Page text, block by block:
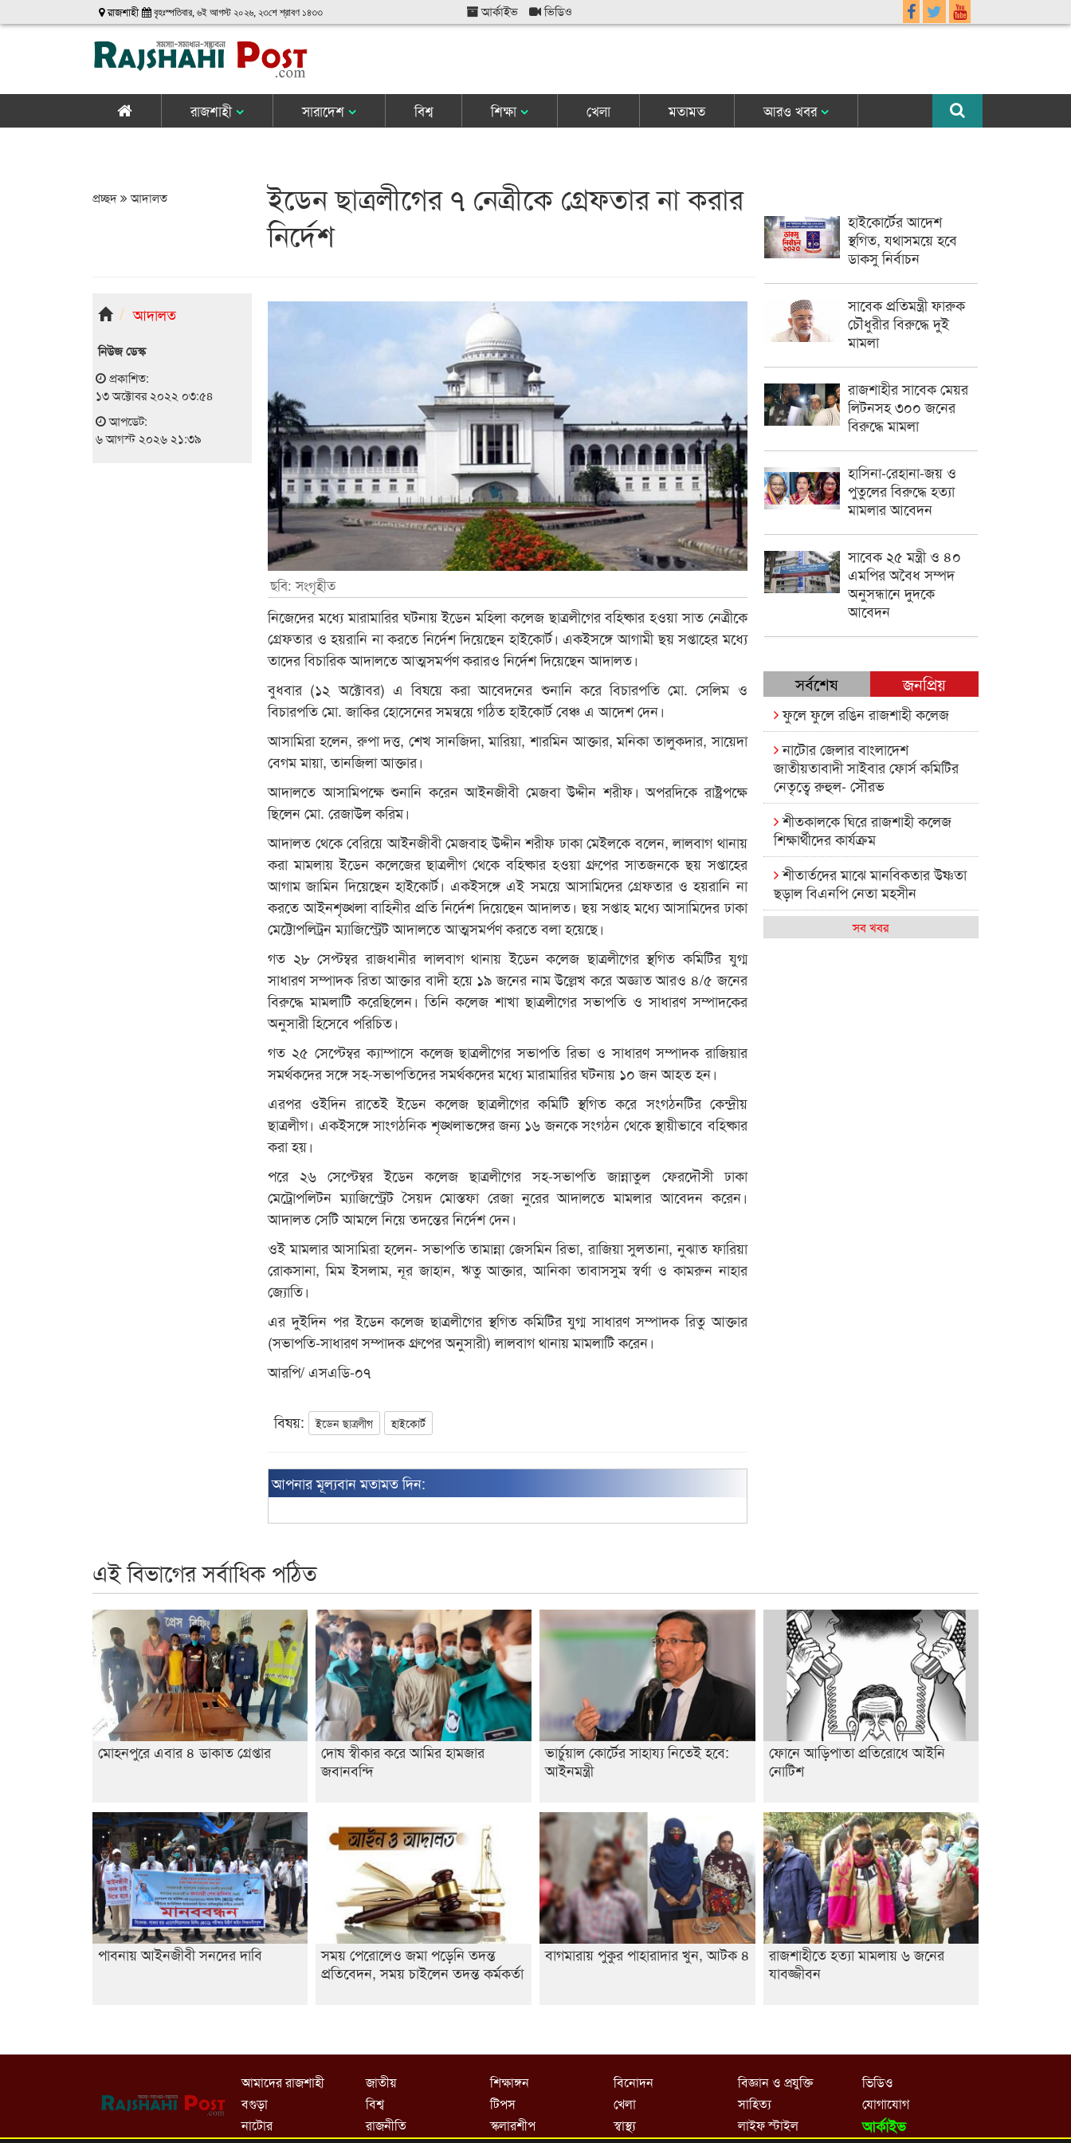
রাজশাহী বৃহঃস্পতিবার, ৬ই আগস্ট ২০২৬, ২৩শে শ্রাবণ ১৪৩৩ আর্কাইভ ভিডিও
রাজশাহী সারাদেশ বিশ্ব শিক্ষা খেলা মতামত আরও খবর
প্রচ্ছদ আদালত
ইডেন ছাত্রলীগের ৭ নেত্রীকে গ্রেফতার না করার
নির্দেশ
আদালত
নিউজ ডেস্ক
প্রকাশিত:
১৩ অক্টোবর ২০২২ ০৩:৫৪
আপডেট:
৬ আগস্ট ২০২৬ ২১:৩৯
ছবি: সংগৃহীত
নিজেদের মধ্যে মারামারির ঘটনায় ইডেন মহিলা কলেজ ছাত্রলীগের বহিষ্কার হওয়া সাত নেত্রীকে
গ্রেফতার ও হয়রানি না করতে নির্দেশ দিয়েছেন হাইকোর্ট। একইসঙ্গে আগামী ছয় সপ্তাহের মধ্যে
তাদের বিচারিক আদালতে আত্মসমর্পণ করারও নির্দেশ দিয়েছেন আদালত।
বুধবার (১২ অক্টোবর) এ বিষয়ে করা আবেদনের শুনানি করে বিচারপতি মো. সেলিম ও
বিচারপতি মো. জাকির হোসেনের সমন্বয়ে গঠিত হাইকোর্ট বেঞ্চ এ আদেশ দেন।
আসামিরা হলেন, রুপা দত্ত, শেখ সানজিদা, মারিয়া, শারমিন আক্তার, মনিকা তালুকদার, সায়েদা
বেগম মায়া, তানজিলা আক্তার।
আদালতে আসামিপক্ষে শুনানি করেন আইনজীবী মেজবা উদ্দীন শরীফ। অপরদিকে রাষ্ট্রপক্ষে
ছিলেন মো. রেজাউল করিম।
আদালত থেকে বেরিয়ে আইনজীবী মেজবাহ উদ্দীন শরীফ ঢাকা মেইলকে বলেন, লালবাগ থানায়
করা মামলায় ইডেন কলেজের ছাত্রলীগ থেকে বহিষ্কার হওয়া গ্রুপের সাতজনকে ছয় সপ্তাহের
আগাম জামিন দিয়েছেন হাইকোর্ট। একইসঙ্গে এই সময়ে আসামিদের গ্রেফতার ও হয়রানি না
করতে আইনশৃঙ্খলা বাহিনীর প্রতি নির্দেশ দিয়েছেন আদালত। ছয় সপ্তাহ মধ্যে আসামিদের ঢাকা
মেট্টোপলিট্রন ম্যাজিস্ট্রেট আদালতে আত্মসমর্পণ করতে বলা হয়েছে।
গত ২৮ সেপ্টম্বর রাজধানীর লালবাগ থানায় ইডেন কলেজ ছাত্রলীগের স্থগিত কমিটির যুগ্ম
সাধারণ সম্পাদক রিতা আক্তার বাদী হয়ে ১৯ জনের নাম উল্লেখ করে অজ্ঞাত আরও ৪/৫ জনের
বিরুদ্ধে মামলাটি করেছিলেন। তিনি কলেজ শাখা ছাত্রলীগের সভাপতি ও সাধারণ সম্পাদকের
অনুসারী হিসেবে পরিচিত।
গত ২৫ সেপ্টেম্বর ক্যাম্পাসে কলেজ ছাত্রলীগের সভাপতি রিভা ও সাধারণ সম্পাদক রাজিয়ার
সমর্থকদের সঙ্গে সহ-সভাপতিদের সমর্থকদের মধ্যে মারামারির ঘটনায় ১০ জন আহত হন।
এরপর ওইদিন রাতেই ইডেন কলেজ ছাত্রলীগের কমিটি স্থগিত করে সংগঠনটির কেন্দ্রীয়
ছাত্রলীগ। একইসঙ্গে সাংগঠনিক শৃঙ্খলাভঙ্গের জন্য ১৬ জনকে সংগঠন থেকে স্থায়ীভাবে বহিষ্কার
করা হয়।
পরে ২৬ সেপ্টেম্বর ইডেন কলেজ ছাত্রলীগের সহ-সভাপতি জান্নাতুল ফেরদৌসী ঢাকা
মেট্রোপলিটন ম্যাজিস্ট্রেট সৈয়দ মোস্তফা রেজা নুরের আদালতে মামলার আবেদন করেন।
আদালত সেটি আমলে নিয়ে তদন্তের নির্দেশ দেন।
ওই মামলার আসামিরা হলেন- সভাপতি তামান্না জেসমিন রিভা, রাজিয়া সুলতানা, নুঝাত ফারিয়া
রোকসানা, মিম ইসলাম, নূর জাহান, ঋতু আক্তার, আনিকা তাবাসসুম স্বর্ণা ও কামরুন নাহার
জ্যোতি।
এর দুইদিন পর ইডেন কলেজ ছাত্রলীগের স্থগিত কমিটির যুগ্ম সাধারণ সম্পাদক রিতু আক্তার
(সভাপতি-সাধারণ সম্পাদক গ্রুপের অনুসারী) লালবাগ থানায় মামলাটি করেন।
আরপি/ এসএডি-০৭
বিষয়: ইডেন ছাত্রলীগ হাইকোর্ট
আপনার মূল্যবান মতামত দিন:
হাইকোর্টের আদেশ
স্থগিত, যথাসময়ে হবে
ডাকসু নির্বাচন
সাবেক প্রতিমন্ত্রী ফারুক
চৌধুরীর বিরুদ্ধে দুই
মামলা
রাজশাহীর সাবেক মেয়র
লিটনসহ ৩০০ জনের
বিরুদ্ধে মামলা
হাসিনা-রেহানা-জয় ও
পুতুলের বিরুদ্ধে হত্যা
মামলার আবেদন
সাবেক ২৫ মন্ত্রী ও ৪০
এমপির অবৈধ সম্পদ
অনুসন্ধানে দুদকে
আবেদন
সর্বশেষ জনপ্রিয়
ফুলে ফুলে রঙিন রাজশাহী কলেজ
নাটোর জেলার বাংলাদেশ
জাতীয়তাবাদী সাইবার ফোর্স কমিটির
নেতৃত্বে রুহুল- সৌরভ
শীতকালকে ঘিরে রাজশাহী কলেজ
শিক্ষার্থীদের কার্যক্রম
শীতার্তদের মাঝে মানবিকতার উষ্ণতা
ছড়াল বিএনপি নেতা মহসীন
রাজশাহী কলেজের মিষ্টি বিকেল
সব খবর
এই বিভাগের সর্বাধিক পঠিত
মোহনপুরে এবার ৪ ডাকাত গ্রেপ্তার
দোষ স্বীকার করে আমির হামজার
জবানবন্দি
ভার্চুয়াল কোর্টের সাহায্য নিতেই হবে:
আইনমন্ত্রী
ফোনে আড়িপাতা প্রতিরোধে আইনি
নোটিশ
পাবনায় আইনজীবী সনদের দাবি
সময় পেরোলেও জমা পড়েনি তদন্ত
প্রতিবেদন, সময় চাইলেন তদন্ত কর্মকর্তা
বাগমারায় পুকুর পাহারাদার খুন, আটক ৪
রাজশাহীতে হত্যা মামলায় ৬ জনের
যাবজ্জীবন
আমাদের রাজশাহী
বগুড়া
নাটোর
জাতীয়
বিশ্ব
রাজনীতি
শিক্ষাঙ্গন
টিপস
স্কলারশীপ
বিনোদন
খেলা
স্বাস্থ্য
বিজ্ঞান ও প্রযুক্তি
সাহিত্য
লাইফ স্টাইল
ভিডিও
যোগাযোগ
আর্কাইভ